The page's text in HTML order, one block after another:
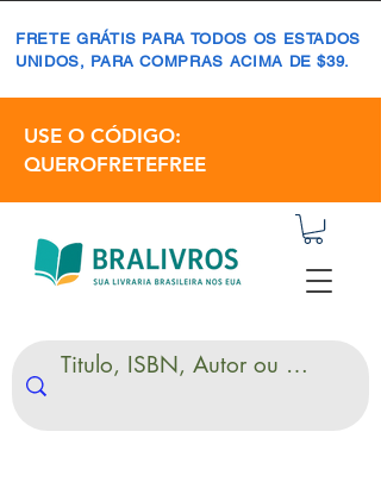
FRETE GRÁTIS PARA TODOS OS ESTADOS
UNIDOS, PARA COMPRAS ACIMA DE $39.
USE O CÓDIGO:
QUEROFRETEFREE